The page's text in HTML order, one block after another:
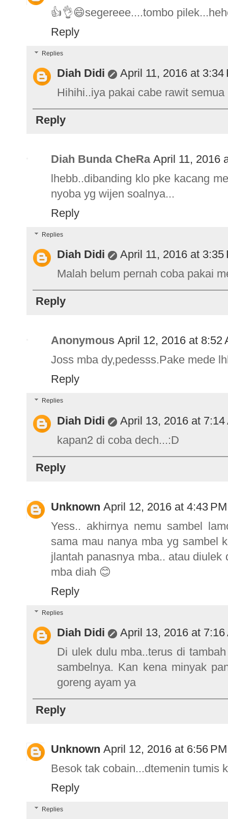
👍👌😄segereee....tombo
Reply
Replies
Diah Didi
April 11, 2016 at 3:34
Hihihi..iya pakai cabe rawit
Reply
Diah Bunda CheRa April 11, 2016
lhebb..dibanding klo pke kacang
nyoba yg wijen soalnya...
Reply
Replies
Diah Didi
April 11, 2016 at 3:35
Malah belum pernah coba pakai
Reply
Anonymous April 12, 2016 at 8:52
Joss mba dy,pedesss.Pake mede
Reply
Replies
Diah Didi
April 13, 2016 at 7:14
kapan2 di coba dech...:D
Reply
Unknown April 12, 2016 at 4:43 PM
Yess.. akhirnya nemu sambel
sama mau nanya mba yg sambel
jlantah panasnya mba.. atau
mba diah 😊
Reply
Replies
Diah Didi
April 13, 2016 at 7:16
Di ulek dulu mba..terus di
sambelnya. Kan kena minyak
goreng ayam ya
Reply
Unknown April 12, 2016 at 6:56 PM
Besok tak cobain...dtemenin tumis
Reply
Replies